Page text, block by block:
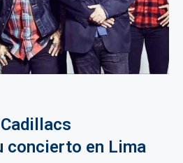
concierto en Lima